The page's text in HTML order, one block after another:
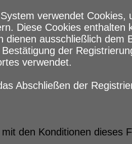
verwendet
Diese Cookies enthalten
dienen ausschließlich dem
der
verwendet.
Abschließen der
mit den Konditionen dieses